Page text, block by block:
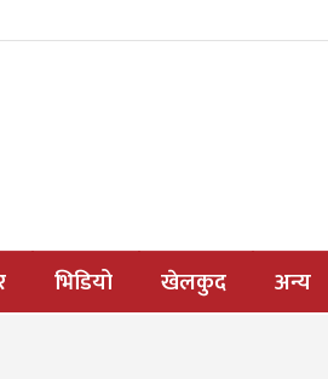
भिडियो खेलकुद अन्य